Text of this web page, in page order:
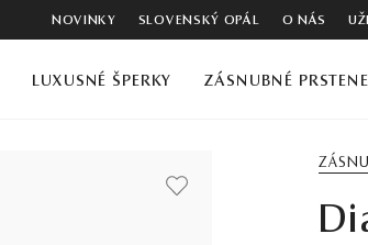
NOVINKY SLOVENSKÝ OPÁL O NÁS
LUXUSNÉ ŠPERKY ZÁSNUBNÉ PRSTENE